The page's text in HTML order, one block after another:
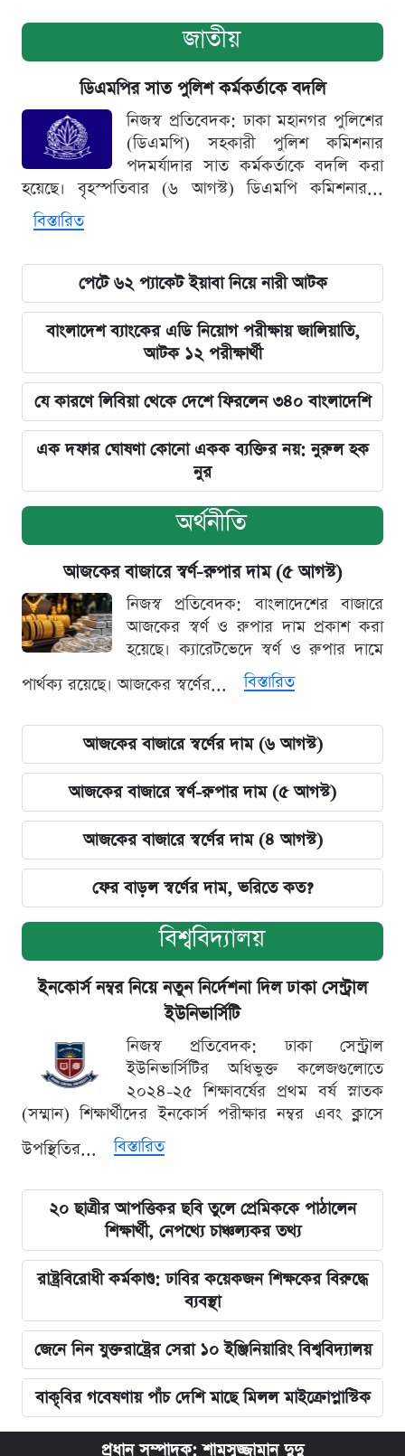
জাতীয়
ডিএমপির সাত পুলিশ কর্মকর্তাকে বদলি
নিজস্ব প্রতিবেদক: ঢাকা মহানগর পুলিশের
(ডিএমপি) সহকারী পুলিশ কমিশনার
পদমর্যাদার সাত কর্মকর্তাকে বদলি করা
হয়েছে। বৃহস্পতিবার (৬ আগস্ট) ডিএমপি কমিশনার...
বিস্তারিত
পেটে ৬২ প্যাকেট ইয়াবা নিয়ে নারী আটক
বাংলাদেশ ব্যাংকের এডি নিয়োগ পরীক্ষায় জালিয়াতি,
আটক ১২ পরীক্ষার্থী
যে কারণে লিবিয়া থেকে দেশে ফিরলেন ৩৪০ বাংলাদেশি
এক দফার ঘোষণা কোনো একক ব্যক্তির নয়: নুরুল হক
নুর
অর্থনীতি
আজকের বাজারে স্বর্ণ-রুপার দাম (৫ আগস্ট)
নিজস্ব প্রতিবেদক: বাংলাদেশের বাজারে
আজকের স্বর্ণ ও রুপার দাম প্রকাশ করা
হয়েছে। ক্যারেটভেদে স্বর্ণ ও রুপার দামে
পার্থক্য রয়েছে। আজকের স্বর্ণের...
বিস্তারিত
আজকের বাজারে স্বর্ণের দাম (৬ আগস্ট)
আজকের বাজারে স্বর্ণ-রুপার দাম (৫ আগস্ট)
আজকের বাজারে স্বর্ণের দাম (৪ আগস্ট)
ফের বাড়ল স্বর্ণের দাম, ভরিতে কত?
বিশ্ববিদ্যালয়
ইনকোর্স নম্বর নিয়ে নতুন নির্দেশনা দিল ঢাকা সেন্ট্রাল
ইউনিভার্সিটি
নিজস্ব প্রতিবেদক: ঢাকা সেন্ট্রাল
ইউনিভার্সিটির অধিভুক্ত কলেজগুলোতে
২০২৪-২৫ শিক্ষাবর্ষের প্রথম বর্ষ স্নাতক
(সম্মান) শিক্ষার্থীদের ইনকোর্স পরীক্ষার নম্বর এবং ক্লাসে
উপস্থিতির...
বিস্তারিত
২০ ছাত্রীর আপত্তিকর ছবি তুলে প্রেমিককে পাঠালেন
শিক্ষার্থী, নেপথ্যে চাঞ্চল্যকর তথ্য
রাষ্ট্রবিরোধী কর্মকাণ্ড: ঢাবির কয়েকজন শিক্ষকের বিরুদ্ধে
ব্যবস্থা
জেনে নিন যুক্তরাষ্ট্রের সেরা ১০ ইঞ্জিনিয়ারিং বিশ্ববিদ্যালয়
বাকৃবির গবেষণায় পাঁচ দেশি মাছে মিলল মাইক্রোপ্লাস্টিক
প্রধান সম্পাদক: শামসুজ্জামান দুদু